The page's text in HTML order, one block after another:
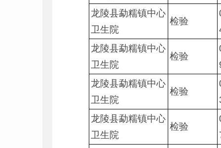
龙陵县勐糯镇中心
卫生院
检验
龙陵县勐糯镇中心
卫生院
检验
龙陵县勐糯镇中心
卫生院
检验
龙陵县勐糯镇中心
卫生院
检验